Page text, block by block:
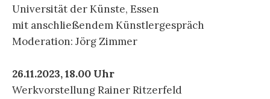
Universität der Künste, Essen
mit anschließendem Künstlergespräch
Moderation: Jörg Zimmer
26.11.2023, 18.00 Uhr
Werkvorstellung Rainer Ritzerfeld